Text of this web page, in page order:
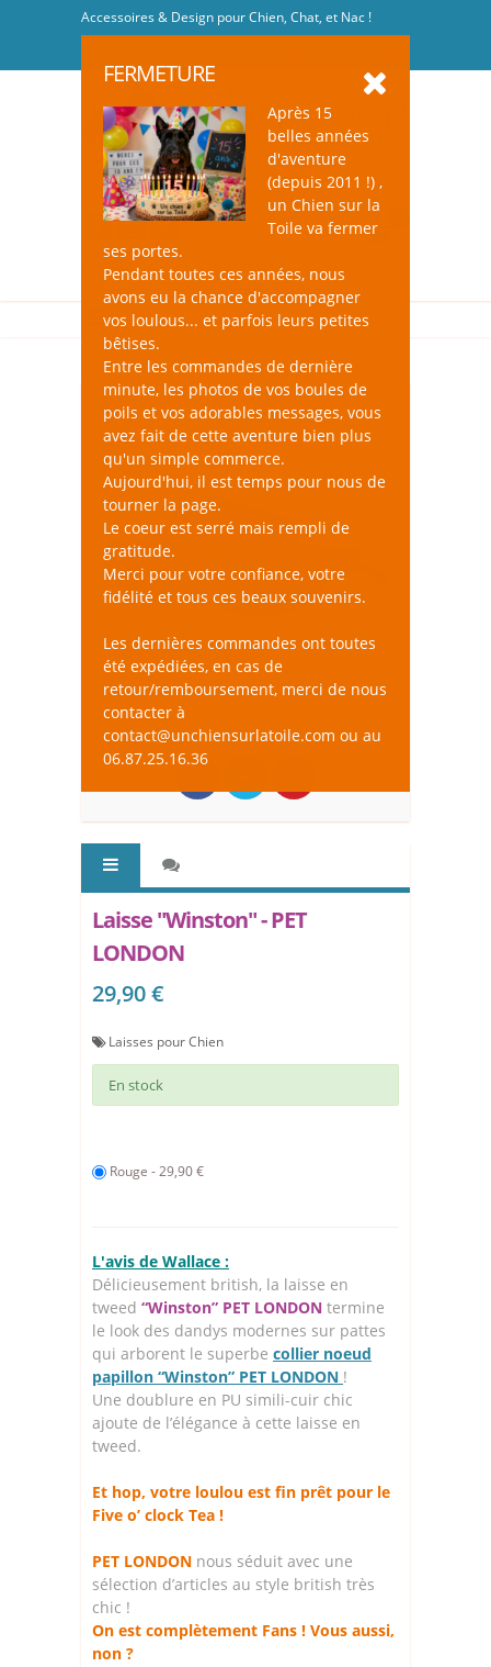
Accessoires & Design pour Chien, Chat, et Nac !
FERMETURE
Après 15
belles années
d'aventure
(depuis 2011 !) ,
un Chien sur la
Toile va fermer
ses portes.
Pendant toutes ces années, nous
avons eu la chance d'accompagner
vos loulous... et parfois leurs petites
bêtises.
Entre les commandes de dernière
minute, les photos de vos boules de
poils et vos adorables messages, vous
avez fait de cette aventure bien plus
qu'un simple commerce.
Aujourd'hui, il est temps pour nous de
tourner la page.
Le coeur est serré mais rempli de
gratitude.
Merci pour votre confiance, votre
fidélité et tous ces beaux souvenirs.
Les dernières commandes ont toutes
été expédiées, en cas de
retour/remboursement, merci de nous
contacter à
contact@unchiensurlatoile.com ou au
06.87.25.16.36
Laisse "Winston" - PET
LONDON
29,90 €
Laisses pour Chien
En stock
Rouge - 29,90 €
L'avis de Wallace :
Délicieusement british, la laisse en
tweed “Winston” PET LONDON termine
le look des dandys modernes sur pattes
qui arborent le superbe collier noeud
papillon “Winston” PET LONDON !
Une doublure en PU simili-cuir chic
ajoute de l’élégance à cette laisse en
tweed.
Et hop, votre loulou est fin prêt pour le
Five o’ clock Tea !
PET LONDON nous séduit avec une
sélection d’articles au style british très
chic !
On est complètement Fans ! Vous aussi,
non ?